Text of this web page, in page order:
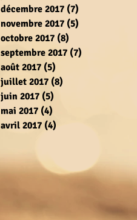
décembre 2017 (7)
novembre 2017 (5)
octobre 2017 (8)
septembre 2017 (7)
août 2017 (5)
juillet 2017 (8)
juin 2017 (5)
mai 2017 (4)
avril 2017 (4)